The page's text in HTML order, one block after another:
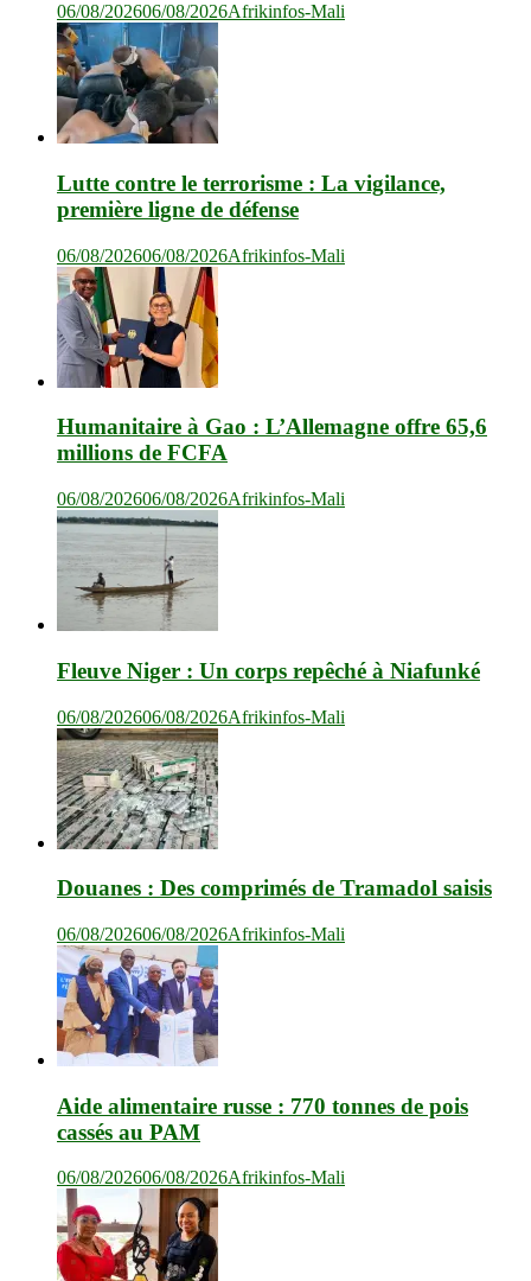
06/08/202606/08/2026Afrikinfos-Mali
Lutte contre le terrorisme : La vigilance,
première ligne de défense
06/08/202606/08/2026Afrikinfos-Mali
Humanitaire à Gao : L’Allemagne offre 65,6
millions de FCFA
06/08/202606/08/2026Afrikinfos-Mali
Fleuve Niger : Un corps repêché à Niafunké
06/08/202606/08/2026Afrikinfos-Mali
Douanes : Des comprimés de Tramadol saisis
06/08/202606/08/2026Afrikinfos-Mali
Aide alimentaire russe : 770 tonnes de pois
cassés au PAM
06/08/202606/08/2026Afrikinfos-Mali